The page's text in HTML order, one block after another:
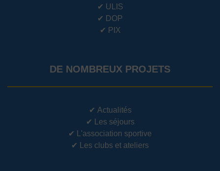
✔ ULIS
✔ DOP
✔ PIX
DE NOMBREUX PROJETS
✔ Actualités
✔ Les séjours
✔ L'association sportive
✔ Les clubs et ateliers